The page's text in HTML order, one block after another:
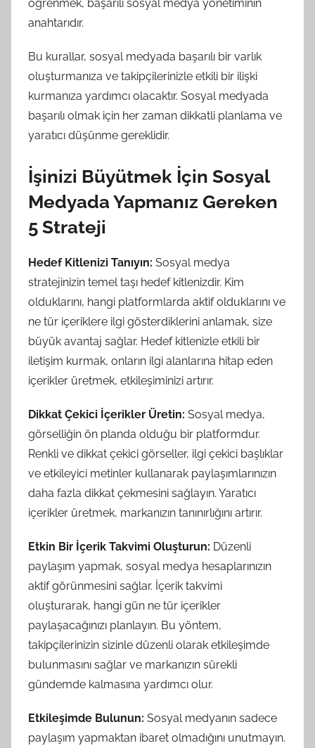
öğrenmek, başarılı sosyal medya yönetiminin
anahtarıdır.
Bu kurallar, sosyal medyada başarılı bir varlık
oluşturmanıza ve takipçilerinizle etkili bir ilişki
kurmanıza yardımcı olacaktır. Sosyal medyada
başarılı olmak için her zaman dikkatli planlama ve
yaratıcı düşünme gereklidir.
İşinizi Büyütmek İçin Sosyal
Medyada Yapmanız Gereken
5 Strateji
Hedef Kitlenizi Tanıyın: Sosyal medya
stratejinizin temel taşı hedef kitlenizdir. Kim
olduklarını, hangi platformlarda aktif olduklarını ve
ne tür içeriklere ilgi gösterdiklerini anlamak, size
büyük avantaj sağlar. Hedef kitlenizle etkili bir
iletişim kurmak, onların ilgi alanlarına hitap eden
içerikler üretmek, etkileşiminizi artırır.
Dikkat Çekici İçerikler Üretin: Sosyal medya,
görselliğin ön planda olduğu bir platformdur.
Renkli ve dikkat çekici görseller, ilgi çekici başlıklar
ve etkileyici metinler kullanarak paylaşımlarınızın
daha fazla dikkat çekmesini sağlayın. Yaratıcı
içerikler üretmek, markanızın tanınırlığını artırır.
Etkin Bir İçerik Takvimi Oluşturun: Düzenli
paylaşım yapmak, sosyal medya hesaplarınızın
aktif görünmesini sağlar. İçerik takvimi
oluşturarak, hangi gün ne tür içerikler
paylaşacağınızı planlayın. Bu yöntem,
takipçilerinizin sizinle düzenli olarak etkileşimde
bulunmasını sağlar ve markanızın sürekli
gündemde kalmasına yardımcı olur.
Etkileşimde Bulunun: Sosyal medyanın sadece
paylaşım yapmaktan ibaret olmadığını unutmayın.